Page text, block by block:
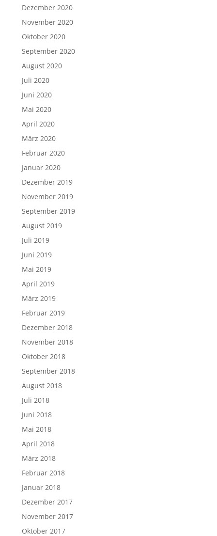
Dezember 2020
November 2020
Oktober 2020
September 2020
August 2020
Juli 2020
Juni 2020
Mai 2020
April 2020
März 2020
Februar 2020
Januar 2020
Dezember 2019
November 2019
September 2019
August 2019
Juli 2019
Juni 2019
Mai 2019
April 2019
März 2019
Februar 2019
Dezember 2018
November 2018
Oktober 2018
September 2018
August 2018
Juli 2018
Juni 2018
Mai 2018
April 2018
März 2018
Februar 2018
Januar 2018
Dezember 2017
November 2017
Oktober 2017